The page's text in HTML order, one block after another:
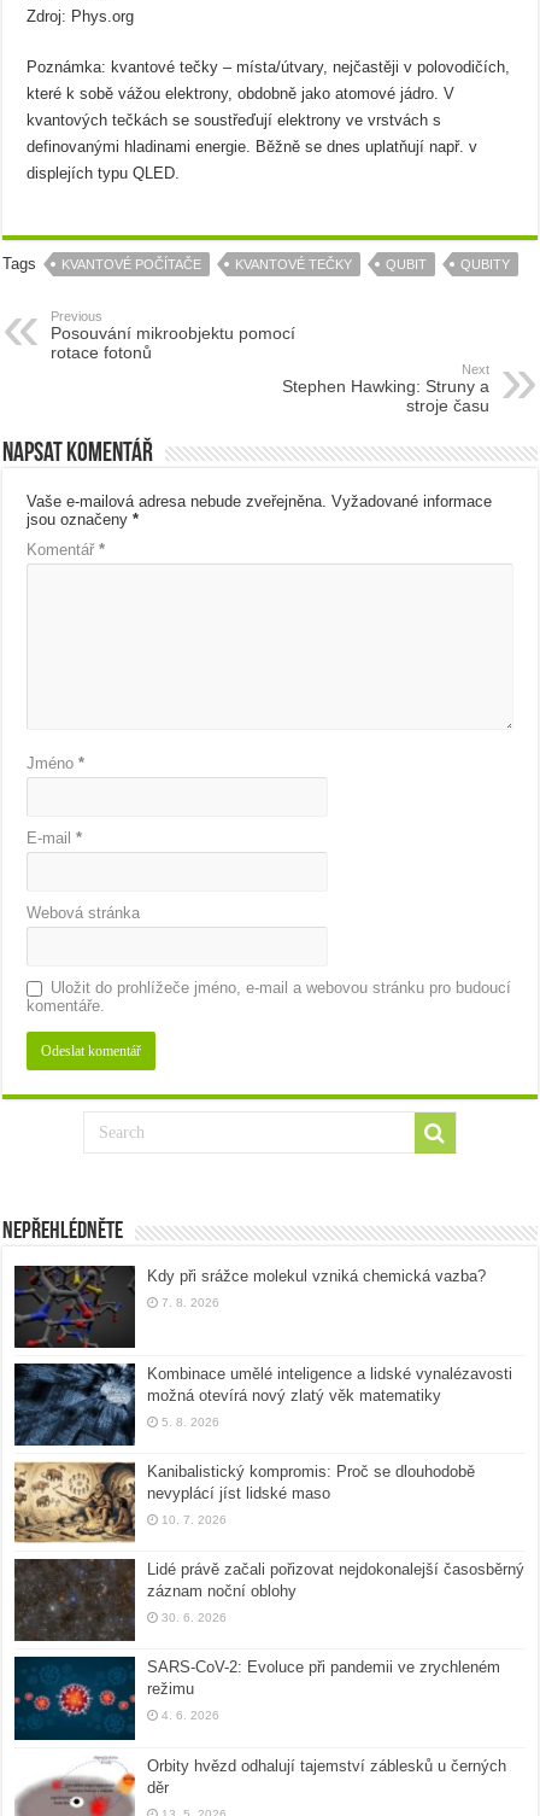
Zdroj: Phys.org
Poznámka: kvantové tečky – místa/útvary, nejčastěji v polovodičích,
které k sobě vážou elektrony, obdobně jako atomové jádro. V
kvantových tečkách se soustřeďují elektrony ve vrstvách s
definovanými hladinami energie. Běžně se dnes uplatňují např. v
displejích typu QLED.
Tags KVANTOVÉ POČÍTAČE KVANTOVÉ TEČKY QUBIT QUBITY
Previous
Posouvání mikroobjektu pomocí
rotace fotonů
Next
Stephen Hawking: Struny a
stroje času
Napsat komentář
Vaše e-mailová adresa nebude zveřejněna. Vyžadované informace
jsou označeny*
Komentář*
Jméno*
E-mail*
Webová stránka
Uložit do prohlížeče jméno, e-mail a webovou stránku pro budoucí
komentáře.
Nepřehlédněte
Kdy při srážce molekul vzniká chemická vazba?
7. 8. 2026
Kombinace umělé inteligence a lidské vynalézavosti
možná otevírá nový zlatý věk matematiky
5. 8. 2026
Kanibalistický kompromis: Proč se dlouhodobě
nevyplácí jíst lidské maso
10. 7. 2026
Lidé právě začali pořizovat nejdokonalejší časosběrný
záznam noční oblohy
30. 6. 2026
SARS-CoV-2: Evoluce při pandemii ve zrychleném
režimu
4. 6. 2026
Orbity hvězd odhalují tajemství záblesků u černých
děr